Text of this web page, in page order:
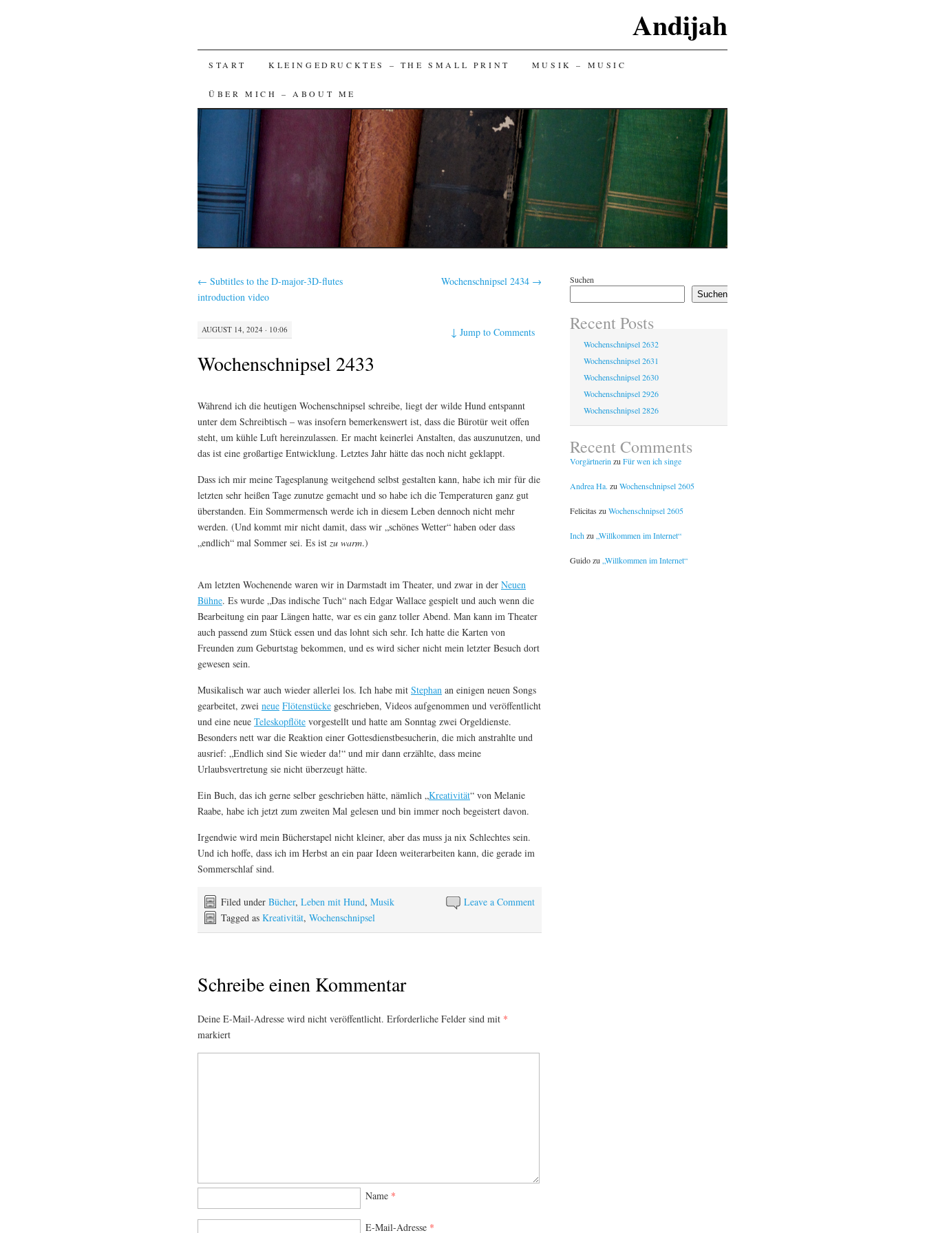
Andijah
SKIP
TO
CONTENT
START KLEINGEDRUCKTES – THE SMALL PRINT MUSIK – MUSIC
ÜBER MICH – ABOUT ME
← Subtitles to the D-major-3D-flutes
introduction video
Wochenschnipsel 2434 →
AUGUST 14, 2024 · 10:06 ↓Jump to Comments
Wochenschnipsel 2433
Während ich die heutigen Wochenschnipsel schreibe, liegt der wilde Hund entspannt
unter dem Schreibtisch – was insofern bemerkenswert ist, dass die Bürotür weit offen
steht, um kühle Luft hereinzulassen. Er macht keinerlei Anstalten, das auszunutzen, und
das ist eine großartige Entwicklung. Letztes Jahr hätte das noch nicht geklappt.
Dass ich mir meine Tagesplanung weitgehend selbst gestalten kann, habe ich mir für die
letzten sehr heißen Tage zunutze gemacht und so habe ich die Temperaturen ganz gut
überstanden. Ein Sommermensch werde ich in diesem Leben dennoch nicht mehr
werden. (Und kommt mir nicht damit, dass wir „schönes Wetter“ haben oder dass
„endlich“ mal Sommer sei. Es ist zu warm.)
Am letzten Wochenende waren wir in Darmstadt im Theater, und zwar in der Neuen
Bühne. Es wurde „Das indische Tuch“ nach Edgar Wallace gespielt und auch wenn die
Bearbeitung ein paar Längen hatte, war es ein ganz toller Abend. Man kann im Theater
auch passend zum Stück essen und das lohnt sich sehr. Ich hatte die Karten von
Freunden zum Geburtstag bekommen, und es wird sicher nicht mein letzter Besuch dort
gewesen sein.
Musikalisch war auch wieder allerlei los. Ich habe mit Stephan an einigen neuen Songs
gearbeitet, zwei neue Flötenstücke geschrieben, Videos aufgenommen und veröffentlicht
und eine neue Teleskopflöte vorgestellt und hatte am Sonntag zwei Orgeldienste.
Besonders nett war die Reaktion einer Gottesdienstbesucherin, die mich anstrahlte und
ausrief: „Endlich sind Sie wieder da!“ und mir dann erzählte, dass meine
Urlaubsvertretung sie nicht überzeugt hätte.
Ein Buch, das ich gerne selber geschrieben hätte, nämlich „Kreativität“ von Melanie
Raabe, habe ich jetzt zum zweiten Mal gelesen und bin immer noch begeistert davon.
Irgendwie wird mein Bücherstapel nicht kleiner, aber das muss ja nix Schlechtes sein.
Und ich hoffe, dass ich im Herbst an ein paar Ideen weiterarbeiten kann, die gerade im
Sommerschlaf sind.
Leave a Comment
Filed under Bücher, Leben mit Hund, Musik
Tagged as Kreativität, Wochenschnipsel
Schreibe einen Kommentar
Deine E-Mail-Adresse wird nicht veröffentlicht. Erforderliche Felder sind mit *
markiert
Name *
E-Mail-Adresse *
Suchen
Suchen
Recent Posts
Wochenschnipsel 2632
Wochenschnipsel 2631
Wochenschnipsel 2630
Wochenschnipsel 2926
Wochenschnipsel 2826
Recent Comments
Vorgärtnerin zu Für wen ich singe
Andrea Ha. zu Wochenschnipsel 2605
Felicitas zu Wochenschnipsel 2605
Inchzu „Willkommen im Internet“
Guidozu „Willkommen im Internet“